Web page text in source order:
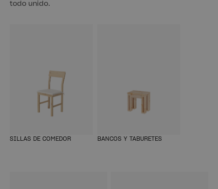
todo unido.
SILLAS DE COMEDOR BANCOS Y TABURETES